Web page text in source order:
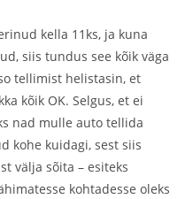
kella 11ks, ja kuna
siis tundus see kõik väga
tellimist helistasin, et
kõik OK. Selgus, et ei
nad mulle auto tellida
kohe kuidagi, sest siis
välja sõita – esiteks
kohtadesse oleks